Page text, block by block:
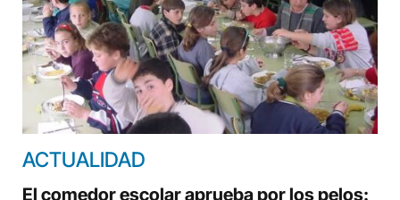
ACTUALIDAD
El comedor escolar aprueba por los pelos: